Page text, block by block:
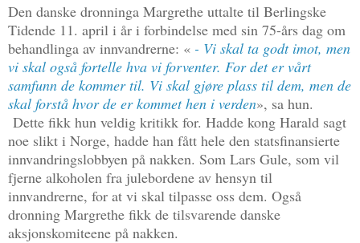
Den danske dronninga Margrethe uttalte til Berlingske
Tidende 11. april i år i forbindelse med sin 75-års dag om
behandlinga av innvandrerne: « - Vi skal ta godt imot, men
vi skal også fortelle hva vi forventer. For det er vårt
samfunn de kommer til. Vi skal gjøre plass til dem, men de
skal forstå hvor de er kommet hen i verden», sa hun.
Dette fikk hun veldig kritikk for. Hadde kong Harald sagt
noe slikt i Norge, hadde han fått hele den statsfinansierte
innvandringslobbyen på nakken. Som Lars Gule, som vil
fjerne alkoholen fra julebordene av hensyn til
innvandrerne, for at vi skal tilpasse oss dem. Også
dronning Margrethe fikk de tilsvarende danske
aksjonskomiteene på nakken.